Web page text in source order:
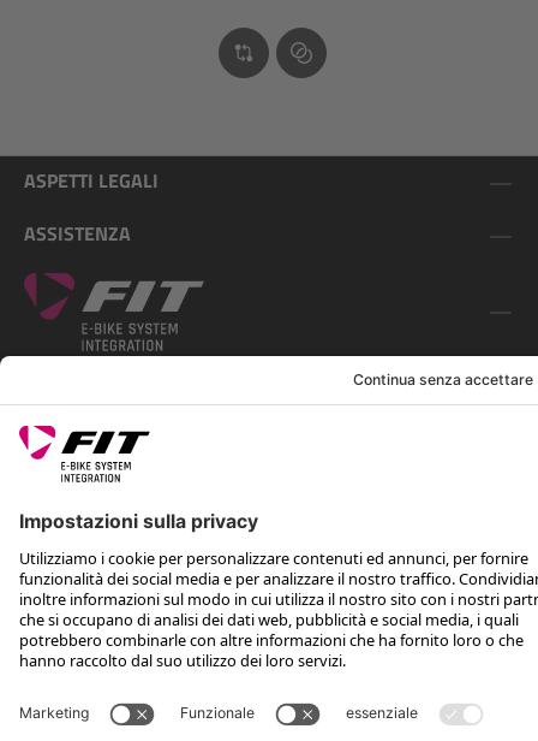
ASPETTI LEGALI
ASSISTENZA
SEGUICI SU
*Prezzo consigliato non vincolante, incl. IVA e spese di spedizione
Rotax Bike Technology AG © 2025